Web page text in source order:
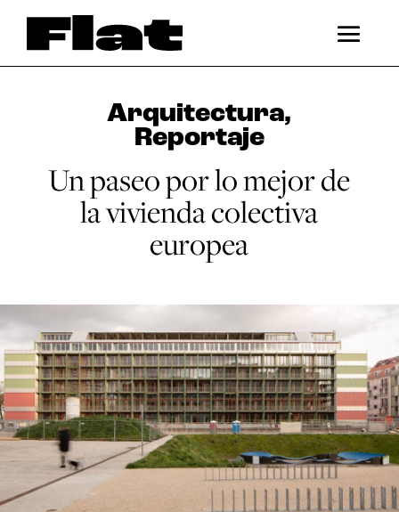
Arquitectura,
Reportaje
Un paseo por lo mejor de
la vivienda colectiva
europea